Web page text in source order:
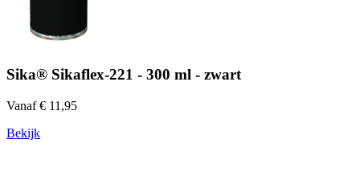
Sika® Sikaflex-221 - 300 ml - zwart
Vanaf € 11,95
Bekijk